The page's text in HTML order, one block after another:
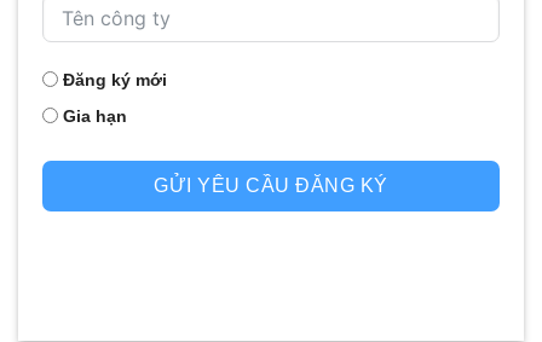
Đăng ký mới
Gia hạn
GỬI YÊU CẦU ĐĂNG KÝ